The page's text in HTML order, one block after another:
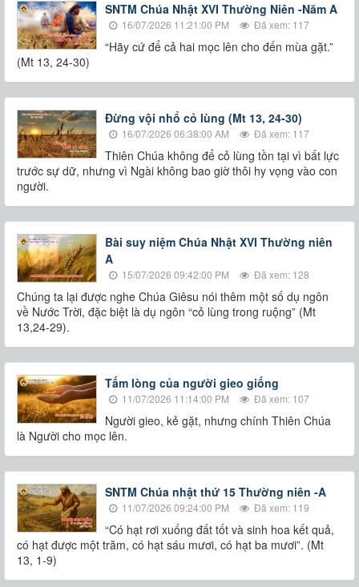
SNTM Chúa Nhật XVI Thường Niên -Năm A
16/07/2026 11:21:00 PM Đã xem: 117
“Hãy cứ để cả hai mọc lên cho đến mùa gặt.”
(Mt 13, 24-30)
Đừng vội nhổ cỏ lùng (Mt 13, 24-30)
16/07/2026 06:38:00 AM Đã xem: 117
Thiên Chúa không để cỏ lùng tồn tại vì bất lực
trước sự dữ, nhưng vì Ngài không bao giờ thôi hy vọng vào con
người.
Bài suy niệm Chúa Nhật XVI Thường niên
A
15/07/2026 09:42:00 PM Đã xem: 128
Chúng ta lại được nghe Chúa Giêsu nói thêm một số dụ ngôn
về Nước Trời, đặc biệt là dụ ngôn “cỏ lùng trong ruộng” (Mt
13,24-29).
Tấm lòng của người gieo giống
11/07/2026 11:14:00 PM Đã xem: 107
Người gieo, kẻ gặt, nhưng chính Thiên Chúa
là Người cho mọc lên.
SNTM Chúa nhật thứ 15 Thường niên -A
11/07/2026 09:24:00 PM Đã xem: 119
“Có hạt rơi xuống đất tốt và sinh hoa kết quả,
có hạt được một trăm, có hạt sáu mươi, có hạt ba mươi”. (Mt
13, 1-9)